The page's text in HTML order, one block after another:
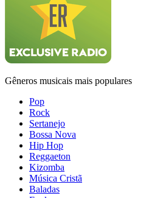
Gêneros musicais mais populares
Pop
Rock
Sertanejo
Bossa Nova
Hip Hop
Reggaeton
Kizomba
Música Cristã
Baladas